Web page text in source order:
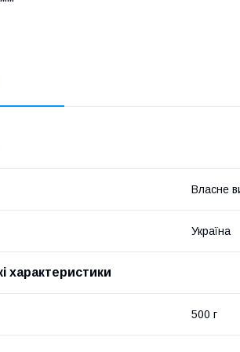
Власне
Україна
характеристики
500 г